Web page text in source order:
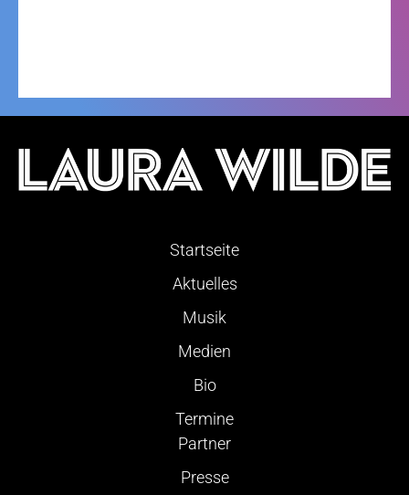
Startseite
Aktuelles
Musik
Medien
Bio
Termine
Partner
Presse